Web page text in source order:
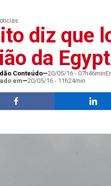
diz que
da
Conteúdo 20/05/16 - 07h46min
em
20/05/16 - 11h24min